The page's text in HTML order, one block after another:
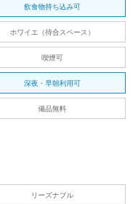
飲食物持ち込み可
ホワイエ（待合スペース）
喫煙可
深夜・早朝利用可
備品無料
リーズナブル